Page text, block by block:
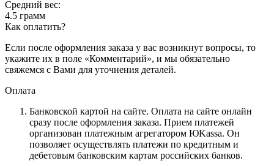
Средний вес:
4.5 грамм
Как оплатить?
Если после оформления заказа у вас возникнут вопросы, то
укажите их в поле «Комментарий», и мы обязательно
свяжемся с Вами для уточнения деталей.
Оплата
Банковской картой на сайте. Оплата на сайте онлайн
сразу после оформления заказа. Прием платежей
организован платежным агрегатором ЮKassa. Он
позволяет осуществлять платежи по кредитным и
дебетовым банковским картам российских банков.